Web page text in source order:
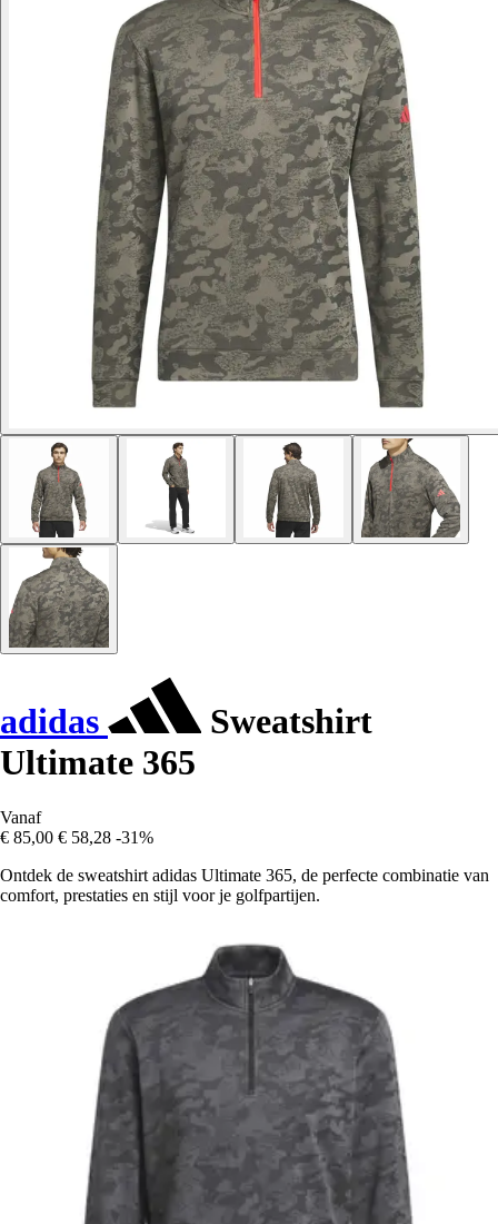
adidas
Sweatshirt
Ultimate 365
Vanaf
€ 85,00 € 58,28 -31%
Ontdek de sweatshirt adidas Ultimate 365, de perfecte combinatie van
comfort, prestaties en stijl voor je golfpartijen.